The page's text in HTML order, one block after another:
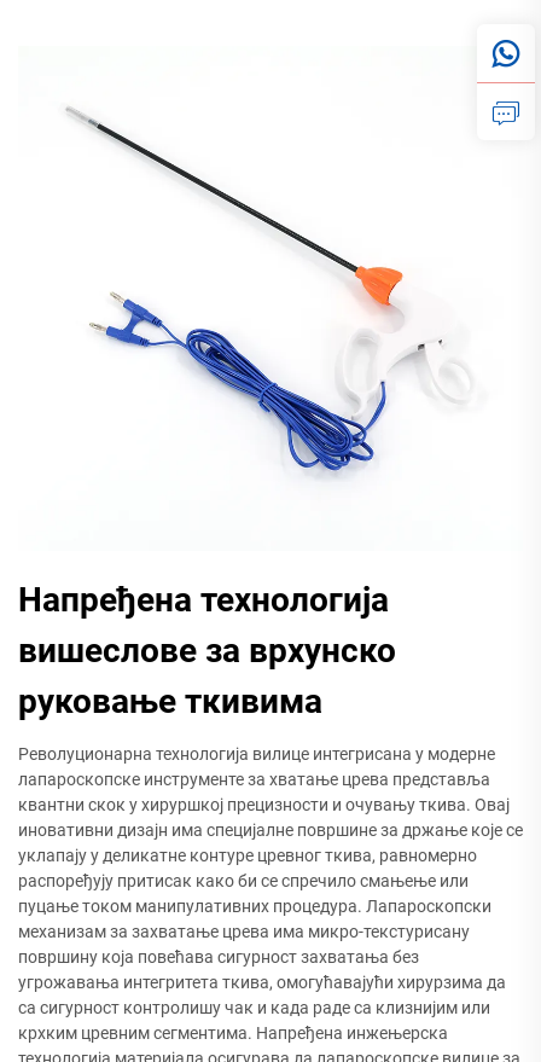
Напређена технологија
вишеслове за врхунско
руковање ткивима
Револуционарна технологија вилице интегрисана у модерне
лапароскопске инструменте за хватање црева представља
квантни скок у хируршкој прецизности и очувању ткива. Овај
иновативни дизајн има специјалне површине за држање које се
уклапају у деликатне контуре цревног ткива, равномерно
распоређују притисак како би се спречило смањење или
пуцање током манипулативних процедура. Лапароскопски
механизам за захватање црева има микро-текстурисану
површину која повећава сигурност захватања без
угрожавања интегритета ткива, омогућавајући хирурзима да
са сигурност контролишу чак и када раде са клизнијим или
крхким цревним сегментима. Напређена инжењерска